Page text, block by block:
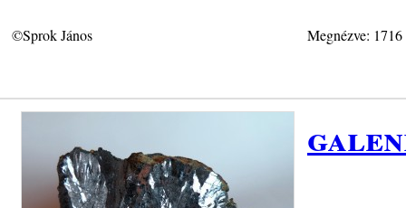
©Sprok János Megnézve: